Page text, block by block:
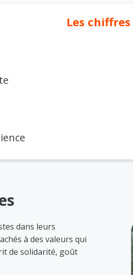
Les chiffres
dans leurs
à des valeurs qui
de solidarité, goût